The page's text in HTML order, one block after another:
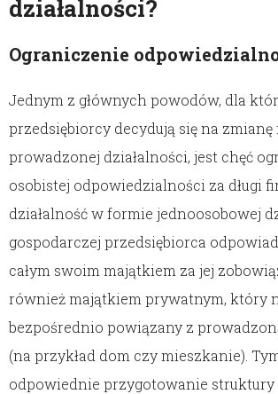
działalności?
Ograniczenie
Jednym z głównych powodów, dla
przedsiębiorcy decydują się na zmianę
prowadzonej działalności, jest chęć
osobistej odpowiedzialności za długi
działalność w formie jednoosobowej
gospodarczej przedsiębiorca
całym swoim majątkiem za jej
również majątkiem prywatnym, który
bezpośrednio powiązany z
(na przykład dom czy mieszkanie).
odpowiednie przygotowanie struktury